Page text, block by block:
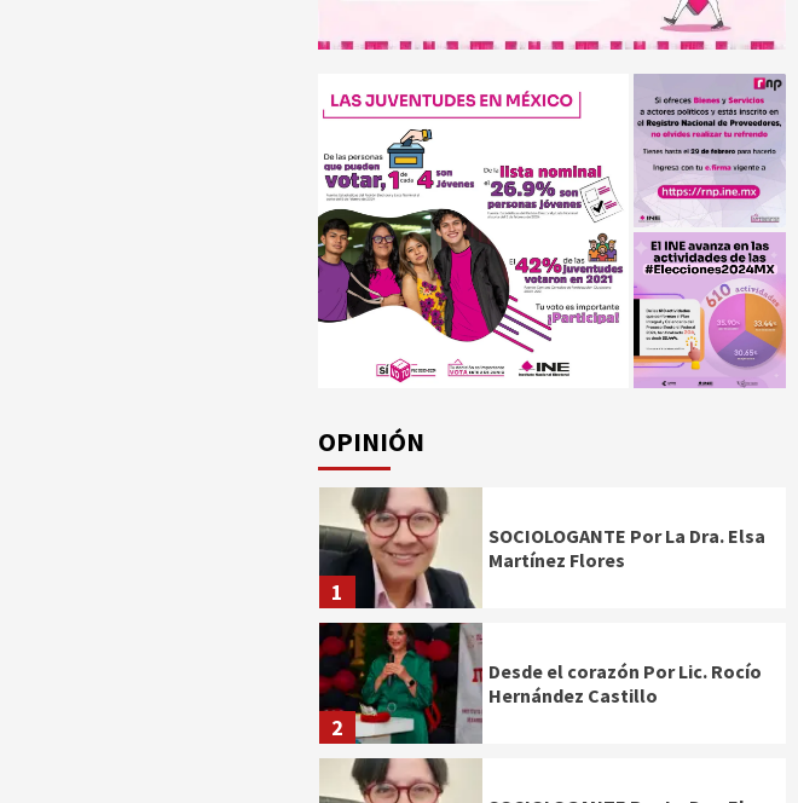
OPINIÓN
1
SOCIOLOGANTE Por La Dra. Elsa
Martínez Flores
2
Desde el corazón Por Lic. Rocío
Hernández Castillo